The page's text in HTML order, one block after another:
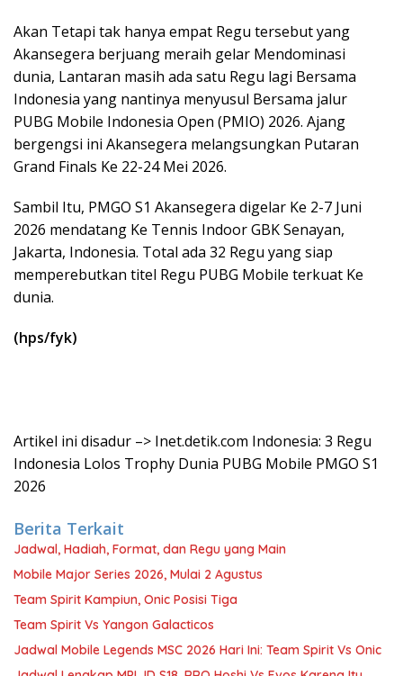
Akan Tetapi tak hanya empat Regu tersebut yang
Akansegera berjuang meraih gelar Mendominasi
dunia, Lantaran masih ada satu Regu lagi Bersama
Indonesia yang nantinya menyusul Bersama jalur
PUBG Mobile Indonesia Open (PMIO) 2026. Ajang
bergengsi ini Akansegera melangsungkan Putaran
Grand Finals Ke 22-24 Mei 2026.
Sambil Itu, PMGO S1 Akansegera digelar Ke 2-7 Juni
2026 mendatang Ke Tennis Indoor GBK Senayan,
Jakarta, Indonesia. Total ada 32 Regu yang siap
memperebutkan titel Regu PUBG Mobile terkuat Ke
dunia.
(hps/fyk)
Artikel ini disadur –> Inet.detik.com Indonesia: 3 Regu
Indonesia Lolos Trophy Dunia PUBG Mobile PMGO S1
2026
Berita Terkait
Jadwal, Hadiah, Format, dan Regu yang Main
Mobile Major Series 2026, Mulai 2 Agustus
Team Spirit Kampiun, Onic Posisi Tiga
Team Spirit Vs Yangon Galacticos
Jadwal Mobile Legends MSC 2026 Hari Ini: Team Spirit Vs Onic